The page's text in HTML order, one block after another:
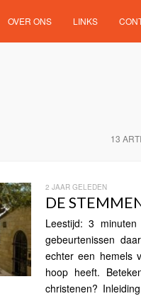
OVER ONS LINKS
13
2 JAAR GELEDEN
DE
Leestijd: 3
gebeurtenissen
echter een hemels
hoop heeft.
christenen?